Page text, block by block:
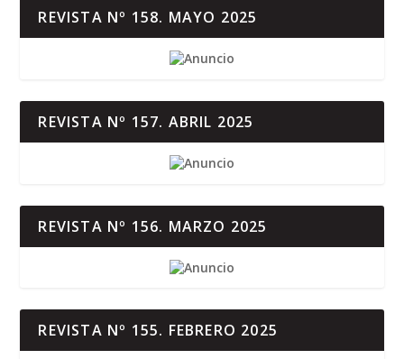
REVISTA Nº 158. MAYO 2025
REVISTA Nº 157. ABRIL 2025
REVISTA Nº 156. MARZO 2025
REVISTA Nº 155. FEBRERO 2025